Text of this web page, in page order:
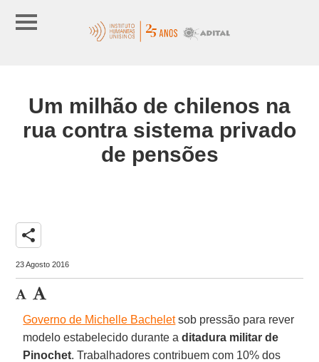
Um milhão de chilenos na
rua contra sistema privado
de pensões
share
23 Agosto 2016
Governo de Michelle Bacheletsob pressão para rever
modelo estabelecido durante a ditadura militar de
Pinochet. Trabalhadores contribuem com 10% dos